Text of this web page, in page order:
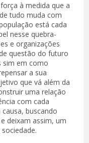
à medida que a
tudo muda com
está cada
nesse quebra-
e organizações
questão do futuro
sim em como
a sua
que vá além da
uma relação
com cada
buscando
deixam assim, um